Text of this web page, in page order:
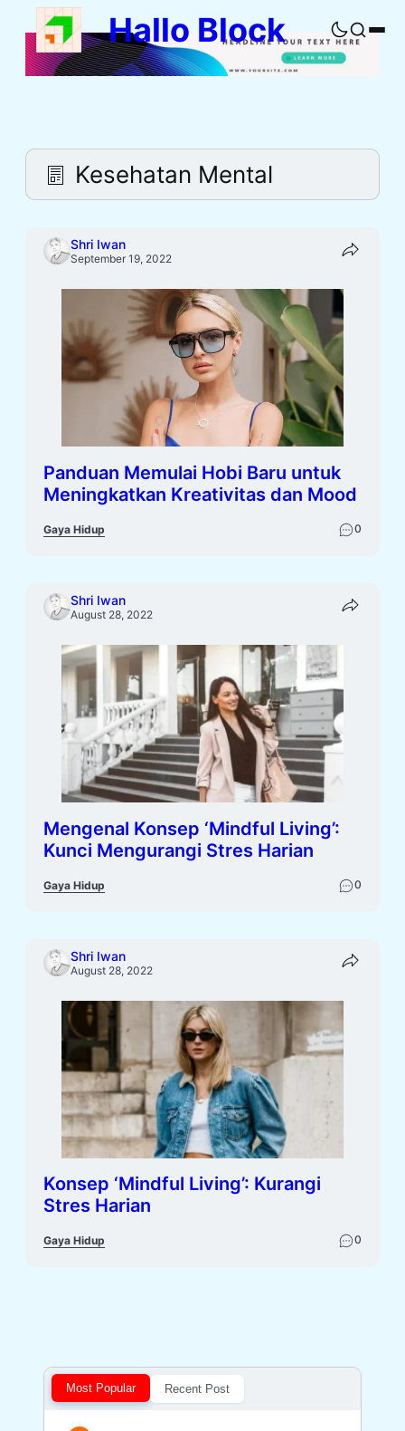
content
Hallo Block
Buka
Kesehatan Mental
Shri Iwan
September 19, 2022
Panduan Memulai Hobi Baru untuk
Meningkatkan Kreativitas dan Mood
Gaya Hidup 0
Shri Iwan
August 28, 2022
Mengenal Konsep ‘Mindful Living’:
Kunci Mengurangi Stres Harian
Gaya Hidup 0
Shri Iwan
August 28, 2022
Konsep ‘Mindful Living’: Kurangi
Stres Harian
Gaya Hidup 0
Most Popular Recent Post